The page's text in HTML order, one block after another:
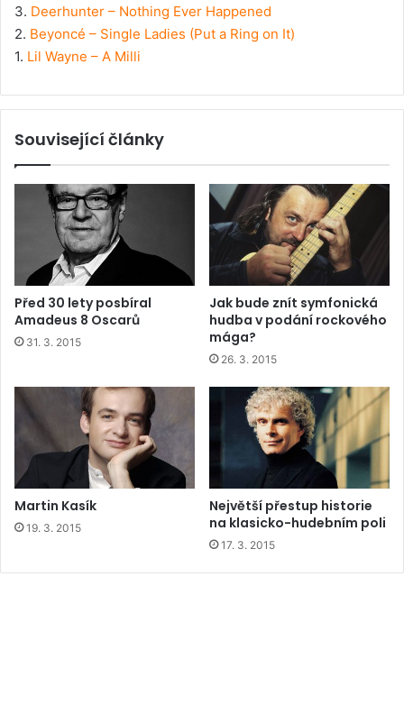
3. Deerhunter – Nothing Ever Happened
2. Beyoncé – Single Ladies (Put a Ring on It)
1. Lil Wayne – A Milli
Související články
Před 30 lety posbíral
Amadeus 8 Oscarů
31. 3. 2015
Jak bude znít symfonická
hudba v podání rockového
mága?
26. 3. 2015
Martin Kasík
19. 3. 2015
Největší přestup historie
na klasicko-hudebním poli
17. 3. 2015